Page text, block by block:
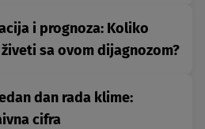
i prognoza: Koliko
sa ovom dijagnozom?
dan rada klime:
cifra